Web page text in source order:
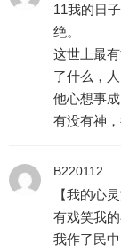
11我的日
绝。
这世上最
了什么，
他心想事
有没有神
B220112
【我的心
有戏笑我
我作了民